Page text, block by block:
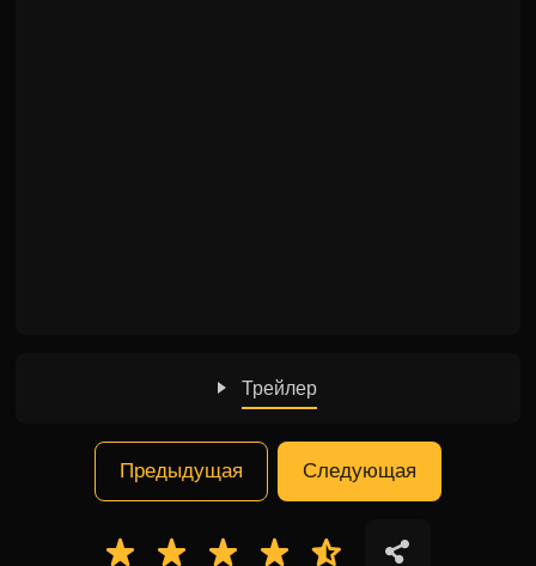
Трейлер
Предыдущая Следующая